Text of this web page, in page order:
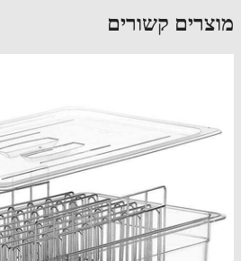
קשורים